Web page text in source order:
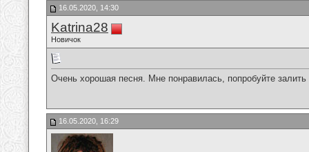
16.05.2020, 14:30
Katrina28
Новичок
Очень хорошая песня. Мне понравилась, попробуйте
16.05.2020, 16:29